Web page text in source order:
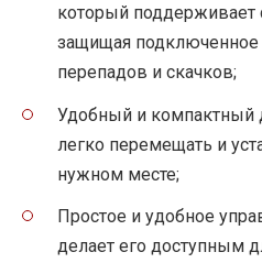
который поддерживает
защищая подключенное
перепадов и скачков;
Удобный и компактный
легко перемещать и
нужном месте;
Простое и удобное
делает его доступным